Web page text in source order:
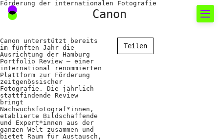
Neues rund um die
Fotografie
Das aktuelle Foto
News
Termine
FREELENS Galerie
Förderung der internationalen Fotografie
Canon
Canon unterstützt bereits
im fünften Jahr die
Ausrichtung der Hamburg
Portfolio Review – einer
international renommierten
Plattform zur Förderung
zeitgenössischer
Fotografie. Die jährlich
stattfindende Review
bringt
Nachwuchsfotograf*innen,
etablierte Bildschaffende
und Expert*innen aus der
ganzen Welt zusammen und
bietet Raum für Austausch,
Teilen